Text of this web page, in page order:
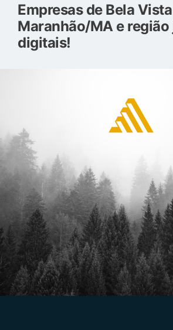
Empresas de Bela
Maranhão/MA e região
digitais!